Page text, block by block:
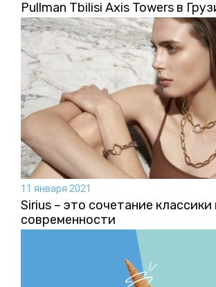
Pullman Tbilisi Axis Towers в
11 января 2021
Sirius – это сочетание классики
современности